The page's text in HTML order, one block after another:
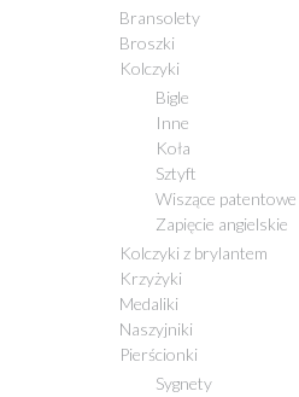
Bransolety
Broszki
Kolczyki
Bigle
Inne
Koła
Sztyft
Wiszące patentowe
Zapięcie angielskie
Kolczyki z brylantem
Krzyżyki
Medaliki
Naszyjniki
Pierścionki
Sygnety